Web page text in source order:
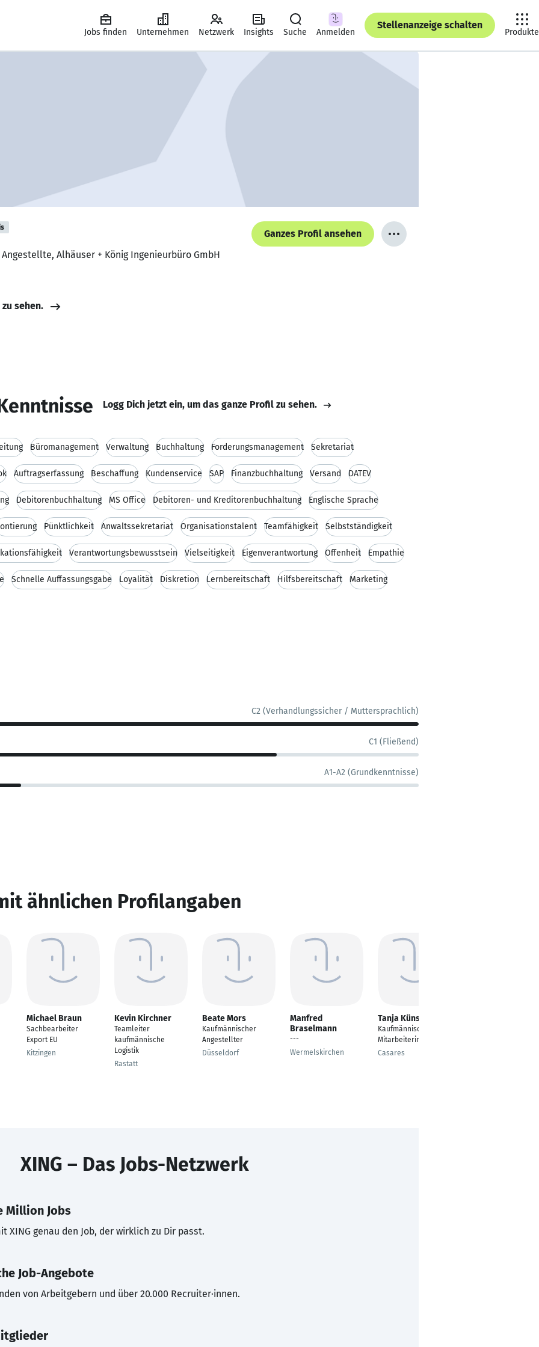
Jobs finden Unternehmen Netzwerk Insights Suche Anmelden
Stellenanzeige schalten
Produkte
Ganzes Profil ansehen
Alhäuser + König Ingenieurbüro GmbH
sehen.
Logg Dich jetzt ein, um das ganze Profil zu sehen.
Büromanagement Verwaltung Buchhaltung Forderungsmanagement Sekretariat
Auftragserfassung Beschaffung Kundenservice SAP Finanzbuchhaltung Versand DATEV
Debitorenbuchhaltung MS Office Debitoren- und Kreditorenbuchhaltung Englische Sprache
Pünktlichkeit Anwaltssekretariat Organisationstalent Teamfähigkeit Selbstständigkeit
Verantwortungsbewusstsein Vielseitigkeit Eigenverantwortung Offenheit Empathie
Schnelle Auffassungsgabe Loyalität Diskretion Lernbereitschaft Hilfsbereitschaft Marketing
C2 (Verhandlungssicher / Muttersprachlich)
C1 (Fließend)
A1-A2 (Grundkenntnisse)
ähnlichen Profilangaben
Michael Braun
Sachbearbeiter
Export EU
Kitzingen
Kevin Kirchner
Teamleiter
kaufmännische
Logistik
Rastatt
Beate Mors
Kaufmännischer
Angestellter
Düsseldorf
Manfred
Braselmann
---
Wermelskirchen
Tanja Künstler
Kaufmännische
Mitarbeiterin
Casares
XING – Das Jobs-Netzwerk
Million Jobs
XING genau den Job, der wirklich zu Dir passt.
Job-Angebote
von Arbeitgebern und über 20.000 Recruiter·innen.